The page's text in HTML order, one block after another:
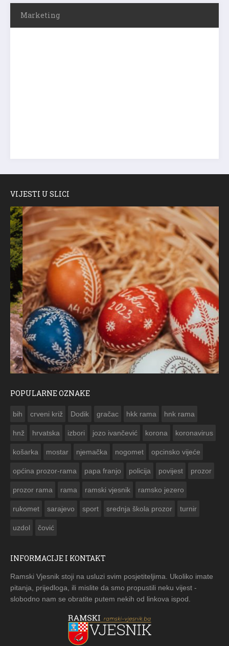
Marketing
VIJESTI U SLICI
POPULARNE OZNAKE
bih crveni križ Dodik gračac hkk rama hnk rama
hnž hrvatska izbori jozo ivančević korona koronavirus
košarka mostar njemačka nogomet opcinsko vijeće
općina prozor-rama papa franjo policija povijest prozor
prozor rama rama ramski vjesnik ramsko jezero
rukomet sarajevo sport srednja škola prozor turnir
uzdol čović
INFORMACIJE I KONTAKT
Ramski Vjesnik stoji na usluzi svim posjetiteljima. Ukoliko imate
pitanja, prijedloga, ili mislite da smo propustili neku vijest -
slobodno nam se obratite putem nekih od linkova ispod.